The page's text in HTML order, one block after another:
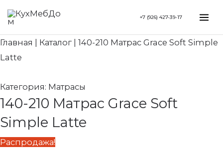
Перейти
содержимому
+7 (926) 427-39-17
Главная Каталог
140-210 Матрас Grace Soft Simple
Latte
Категория: Матрасы
140-210 Матрас Grace Soft
Simple Latte
Распродажа!
Первоначальная
составляла
50
Search...